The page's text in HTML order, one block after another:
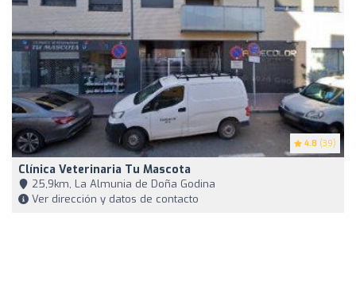
4.8 (39)
Clínica Veterinaria Tu Mascota
25,9km, La Almunia de Doña Godina
Ver dirección y datos de contacto